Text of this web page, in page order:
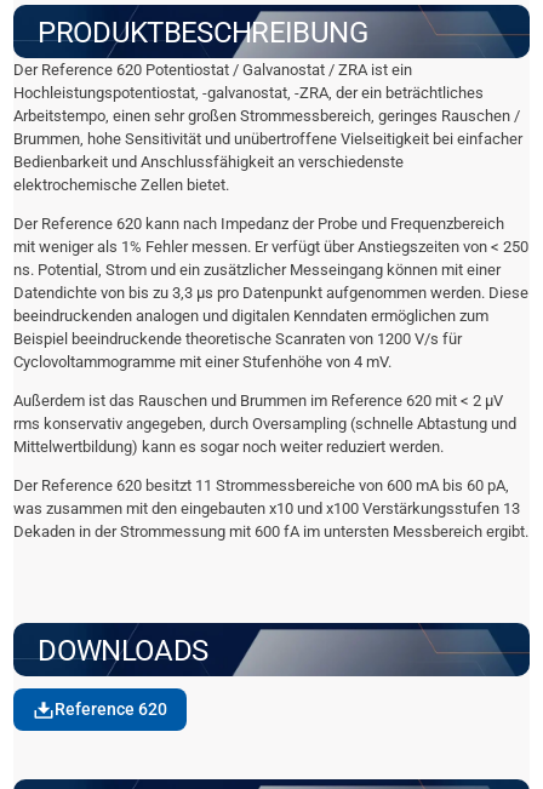
PRODUKTBESCHREIBUNG
Der Reference 620 Potentiostat / Galvanostat / ZRA ist ein
Hochleistungspotentiostat, -galvanostat, -ZRA, der ein beträchtliches
Arbeitstempo, einen sehr großen Strommessbereich, geringes Rauschen /
Brummen, hohe Sensitivität und unübertroffene Vielseitigkeit bei einfacher
Bedienbarkeit und Anschlussfähigkeit an verschiedenste
elektrochemische Zellen bietet.
Der Reference 620 kann nach Impedanz der Probe und Frequenzbereich
mit weniger als 1% Fehler messen. Er verfügt über Anstiegszeiten von < 250
ns. Potential, Strom und ein zusätzlicher Messeingang können mit einer
Datendichte von bis zu 3,3 µs pro Datenpunkt aufgenommen werden. Diese
beeindruckenden analogen und digitalen Kenndaten ermöglichen zum
Beispiel beeindruckende theoretische Scanraten von 1200 V/s für
Cyclovoltammogramme mit einer Stufenhöhe von 4 mV.
Außerdem ist das Rauschen und Brummen im Reference 620 mit < 2 µV
rms konservativ angegeben, durch Oversampling (schnelle Abtastung und
Mittelwertbildung) kann es sogar noch weiter reduziert werden.
Der Reference 620 besitzt 11 Strommessbereiche von 600 mA bis 60 pA,
was zusammen mit den eingebauten x10 und x100 Verstärkungsstufen 13
Dekaden in der Strommessung mit 600 fA im untersten Messbereich ergibt.
DOWNLOADS
Reference 620